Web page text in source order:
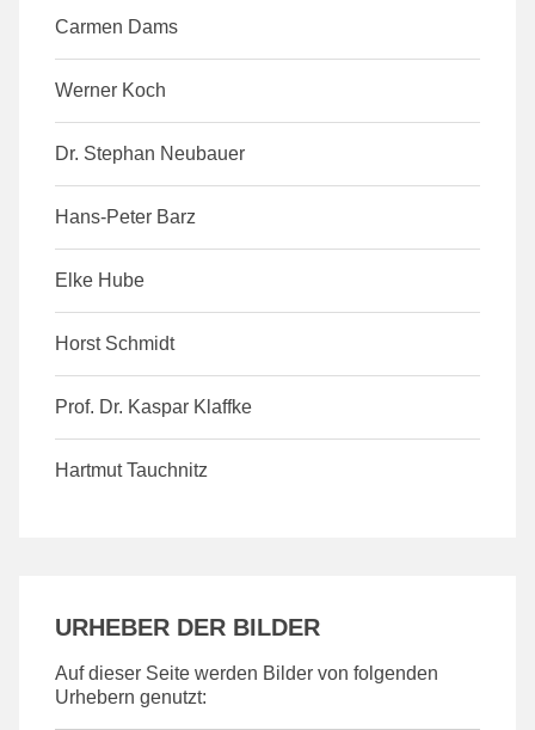
Carmen Dams
Werner Koch
Dr. Stephan Neubauer
Hans-Peter Barz
Elke Hube
Horst Schmidt
Prof. Dr. Kaspar Klaffke
Hartmut Tauchnitz
URHEBER DER BILDER
Auf dieser Seite werden Bilder von folgenden
Urhebern genutzt: